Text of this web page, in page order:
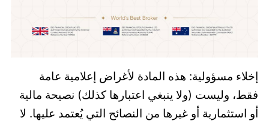
إخلاء مسؤولية: هذه المادة لأغراض إعلامية عامة
فقط، وليست (ولا ينبغي اعتبارها كذلك) نصيحة مالية
أو استثمارية أو غيرها من النصائح التي يُعتمد عليها. لا